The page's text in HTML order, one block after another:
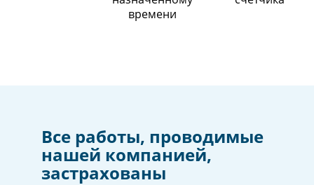
времени
Все работы, проводимые
нашей компанией,
застрахованы